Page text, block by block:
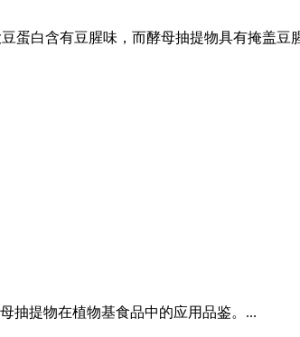
白含有豆腥味，而酵母抽提物具有掩盖豆
抽提物在植物基食品中的应用品鉴。...